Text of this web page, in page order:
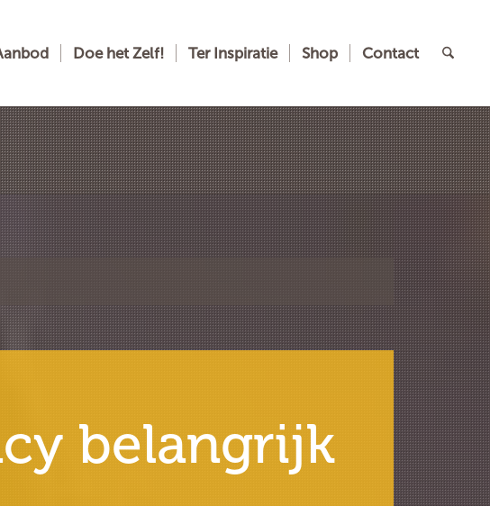
Doe het Zelf! Ter Inspiratie Shop Contact
belangrijk